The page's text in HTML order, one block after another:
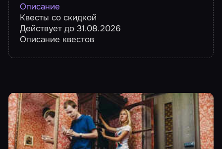
Описание
Квесты со скидкой
Действует до 31.08.2026
Описание квестов